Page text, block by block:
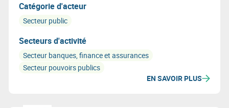
transformation des entreprises grâce à des solutions
d’accompagnement, de financement et
l’emploi et la transition économique en Wallonie.
Catégorie d'acteur
Secteur public
Secteurs d'activité
Secteur banques, finance et assurances
Secteur pouvoirs publics
EN SAVOIR PLUS